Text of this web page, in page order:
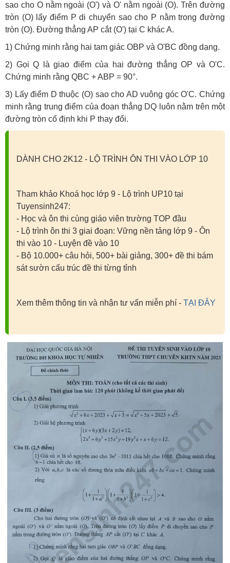
sao cho O nằm ngoài (O') và O' nằm ngoài (O). Trên đường
tròn (O) lấy điểm P di chuyển sao cho P nằm trong đường
tròn (O). Đường thẳng AP cắt (O') tại C khác A.
1) Chứng minh rằng hai tam giác OBP và O'BC đồng dạng.
2) Gọi Q là giao điểm của hai đường thẳng OP và O'C.
Chứng minh rằng QBC + ABP = 90°.
3) Lấy điểm D thuộc (O) sao cho AD vuông góc O'C. Chứng
minh rằng trung điểm của đoạn thẳng DQ luôn nằm trên một
đường tròn cố định khi P thay đổi.
DÀNH CHO 2K12 - LỘ TRÌNH ÔN THI VÀO LỚP 10
Tham khảo Khoá học lớp 9 - Lộ trình UP10 tại
Tuyensinh247:
- Học và ôn thi cùng giáo viên trường TOP đầu
- Lộ trình ôn thi 3 giai đoạn: Vững nền tảng lớp 9 - Ôn
thi vào 10 - Luyện đề vào 10
- Bộ 10.000+ câu hỏi, 500+ bài giảng, 300+ đề thi bám
sát sườn cấu trúc đề thi từng tỉnh
Xem thêm thông tin và nhận tư vấn miễn phí - TẠI ĐÂY